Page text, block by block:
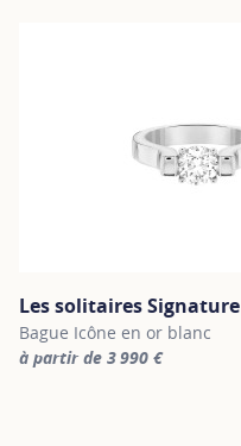
Les solitaires Signature
Bague Icône en or blanc
à partir de 3 990 €